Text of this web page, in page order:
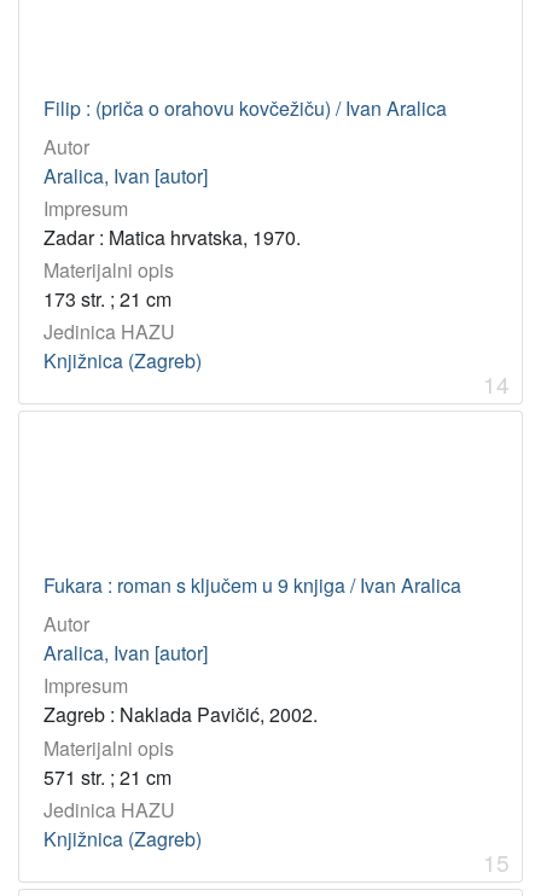
Filip : (priča o orahovu kovčežiču) / Ivan Aralica
Autor
Aralica, Ivan [autor]
Impresum
Zadar : Matica hrvatska, 1970.
Materijalni opis
173 str. ; 21 cm
Jedinica HAZU
Knjižnica (Zagreb)
14
Fukara : roman s ključem u 9 knjiga / Ivan Aralica
Autor
Aralica, Ivan [autor]
Impresum
Zagreb : Naklada Pavičić, 2002.
Materijalni opis
571 str. ; 21 cm
Jedinica HAZU
Knjižnica (Zagreb)
15